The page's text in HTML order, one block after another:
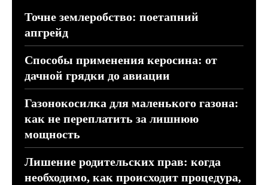
Точне землеробство: поетапний
апгрейд
Способы применения керосина: от
дачной грядки до авиации
Газонокосилка для маленького газона:
как не переплатить за лишнюю
мощность
Лишение родительских прав: когда
необходимо, как происходит процедура,